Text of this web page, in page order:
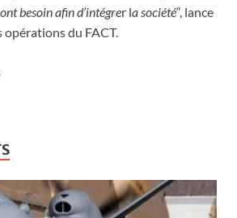
besoin afin d’intégrer la société“, lance
opérations du FACT.